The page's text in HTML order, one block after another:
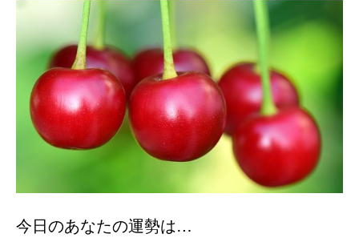
今日のあなたの運勢は…